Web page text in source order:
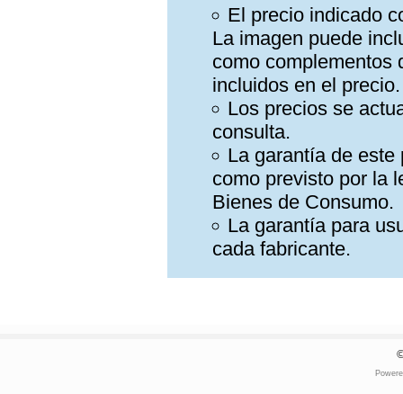
El precio indicado
La imagen puede
como complementos
incluidos en el precio.
Los precios se
consulta.
La garantía de este
como previsto por la
Bienes de Consumo.
La garantía para
cada fabricante.